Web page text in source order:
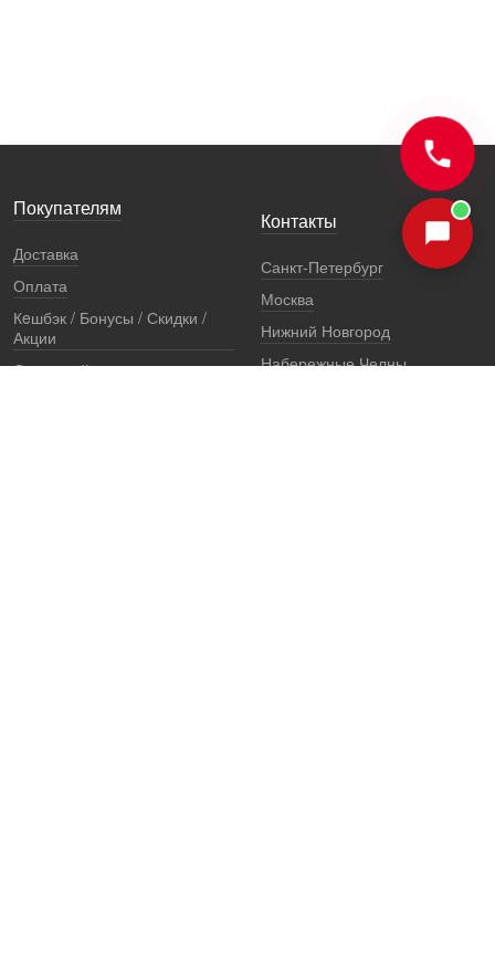
Покупателям
Доставка
Оплата
Кeшбэк / Бонусы / Скидки /
Акции
Остерегайтесь подделок
Контакты
Санкт-Петербург
Москва
Нижний Новгород
Набережные Челны